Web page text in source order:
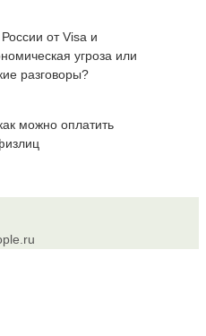
от Visa и
угроза или
разговоры?
можно оплатить